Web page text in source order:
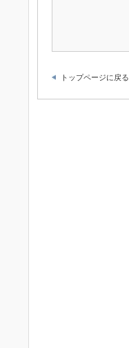
トップページに戻る